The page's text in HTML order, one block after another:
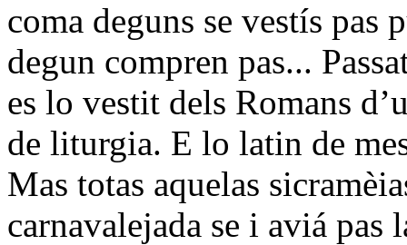
coma deguns se vestís pas
degun compren pas...
es lo vestit dels Romans
de liturgia. E lo latin de
Mas totas aquelas
carnavalejada se i aviá pas